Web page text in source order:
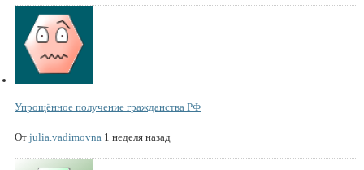
Упрощённое получение гражданства РФ
От julia.vadimovna 1 неделя назад